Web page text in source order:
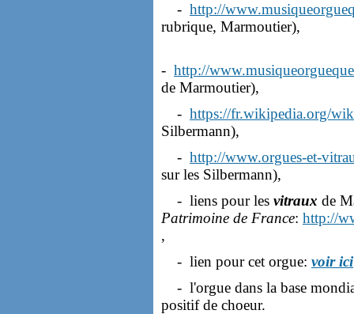
- http://
rubrique, Marmoutier),
- http://
de Marmoutier),
- https://fr.wikipedia.org/
Silbermann),
- http://www.orgues-et-
sur les Silbermann),
- liens pour les vitraux de
Patrimoine de France: http://
,
- lien pour cet orgue: voir ici
- l'orgue dans la base
positif de choeur.